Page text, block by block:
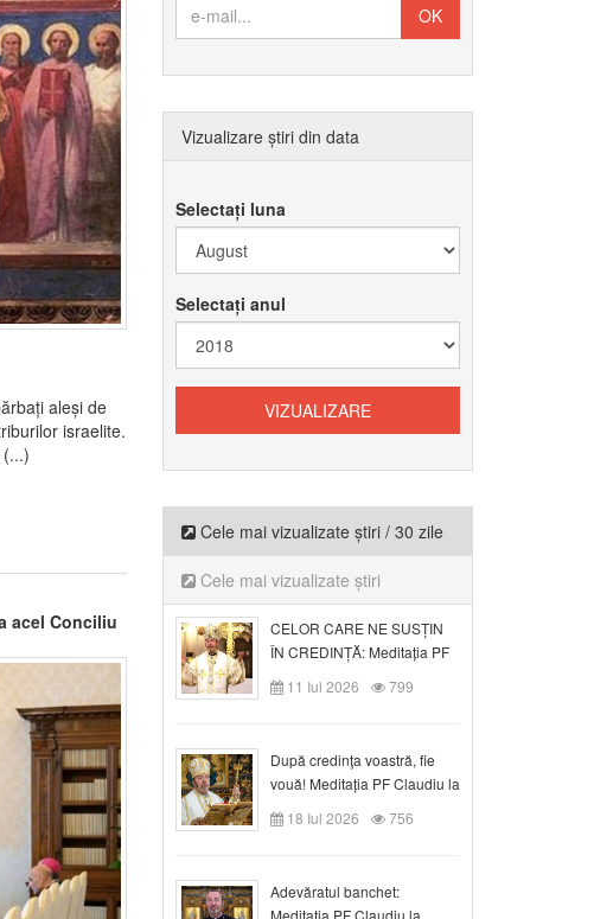
aleși de
israelite.
acel Conciliu
Vizualizare știri din data
Selectați luna
Selectați anul
Cele mai vizualizate știri / 30 zile
Cele mai vizualizate știri
CELOR CARE NE SUSȚIN
ÎN CREDINȚĂ: Meditația PF
Claudiu la Duminica a VI-a
după Rusalii
11 Iul 2026 799
După credinţa voastră, fie
vouă! Meditația PF Claudiu la
duminica a VII-a după Rusalii
18 Iul 2026 756
Adevăratul banchet:
Meditația PF Claudiu la